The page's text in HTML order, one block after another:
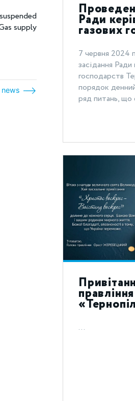
supply
news
Ради
газових
7 червня 2024
засідання Ради
господарств
порядок
ряд питань,
святом
...